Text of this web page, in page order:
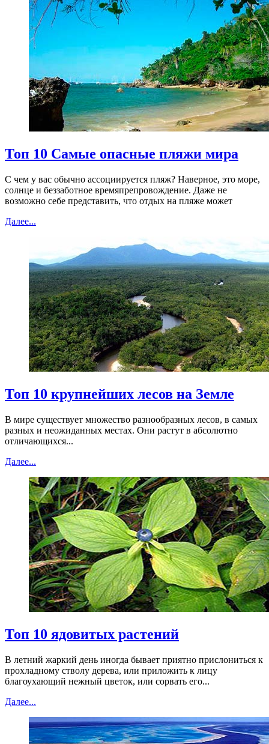
Топ 10 Самые опасные пляжи мира
С чем у вас обычно ассоциируется пляж? Наверное, это море,
солнце и беззаботное времяпрепровождение. Даже не
возможно себе представить, что отдых на пляже может
Далее...
Топ 10 крупнейших лесов на Земле
В мире существует множество разнообразных лесов, в самых
разных и неожиданных местах. Они растут в абсолютно
отличающихся...
Далее...
Топ 10 ядовитых растений
В летний жаркий день иногда бывает приятно прислониться к
прохладному стволу дерева, или приложить к лицу
благоухающий нежный цветок, или сорвать его...
Далее...